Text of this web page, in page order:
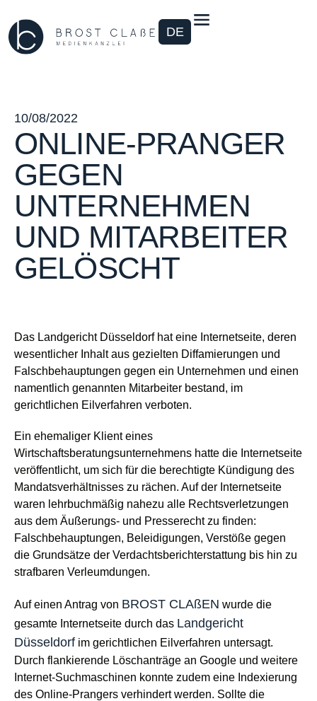
DE
10/08/2022
ONLINE-PRANGER
GEGEN
UNTERNEHMEN
UND MITARBEITER
GELÖSCHT
Das Landgericht Düsseldorf hat eine Internetseite, deren
wesentlicher Inhalt aus gezielten Diffamierungen und
Falschbehauptungen gegen ein Unternehmen und einen
namentlich genannten Mitarbeiter bestand, im
gerichtlichen Eilverfahren verboten.
Ein ehemaliger Klient eines
Wirtschaftsberatungsunternehmens hatte die Internetseite
veröffentlicht, um sich für die berechtigte Kündigung des
Mandatsverhältnisses zu rächen. Auf der Internetseite
waren lehrbuchmäßig nahezu alle Rechtsverletzungen
aus dem Äußerungs- und Presserecht zu finden:
Falschbehauptungen, Beleidigungen, Verstöße gegen
die Grundsätze der Verdachtsberichterstattung bis hin zu
strafbaren Verleumdungen.
Auf einen Antrag von BROST CLAßEN wurde die
gesamte Internetseite durch das Landgericht
Düsseldorf im gerichtlichen Eilverfahren untersagt.
Durch flankierende Löschanträge an Google und weitere
Internet-Suchmaschinen konnte zudem eine Indexierung
des Online-Prangers verhindert werden. Sollte die